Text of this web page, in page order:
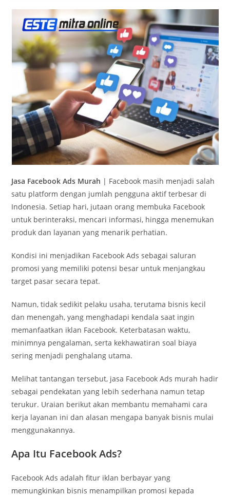
Jasa Facebook Ads Murah | Facebook masih menjadi salah
satu platform dengan jumlah pengguna aktif terbesar di
Indonesia. Setiap hari, jutaan orang membuka Facebook
untuk berinteraksi, mencari informasi, hingga menemukan
produk dan layanan yang menarik perhatian.
Kondisi ini menjadikan Facebook Ads sebagai saluran
promosi yang memiliki potensi besar untuk menjangkau
target pasar secara tepat.
Namun, tidak sedikit pelaku usaha, terutama bisnis kecil
dan menengah, yang menghadapi kendala saat ingin
memanfaatkan iklan Facebook. Keterbatasan waktu,
minimnya pengalaman, serta kekhawatiran soal biaya
sering menjadi penghalang utama.
Melihat tantangan tersebut, jasa Facebook Ads murah hadir
sebagai pendekatan yang lebih sederhana namun tetap
terukur. Uraian berikut akan membantu memahami cara
kerja layanan ini dan alasan mengapa banyak bisnis mulai
menggunakannya.
Apa Itu Facebook Ads?
Facebook Ads adalah fitur iklan berbayar yang
memungkinkan bisnis menampilkan promosi kepada